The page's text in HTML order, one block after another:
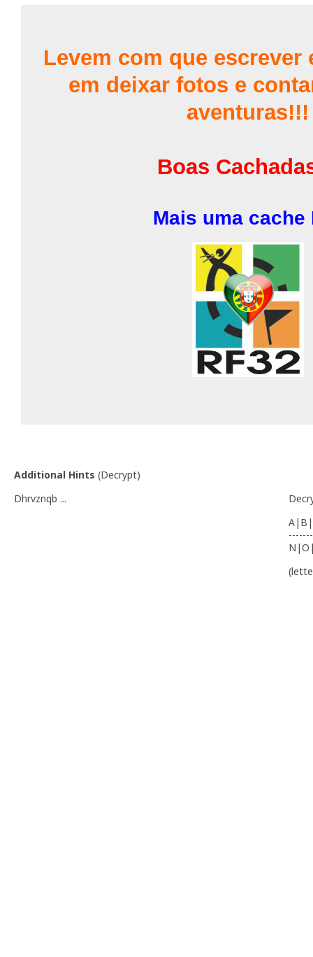
Levem com que escrever
em deixar fotos e
aventuras!!!
Boas
Mais uma cache
Additional Hints (Decrypt)
Dhrvznqb ...